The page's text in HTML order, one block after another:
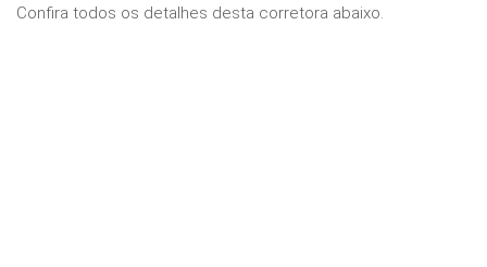
Confira todos os detalhes desta corretora abaixo.